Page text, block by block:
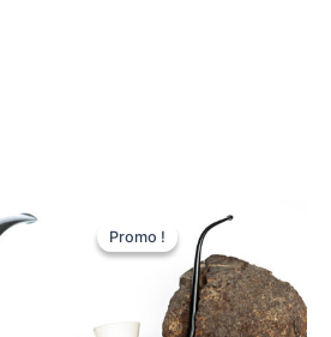
Promo !
Promo !